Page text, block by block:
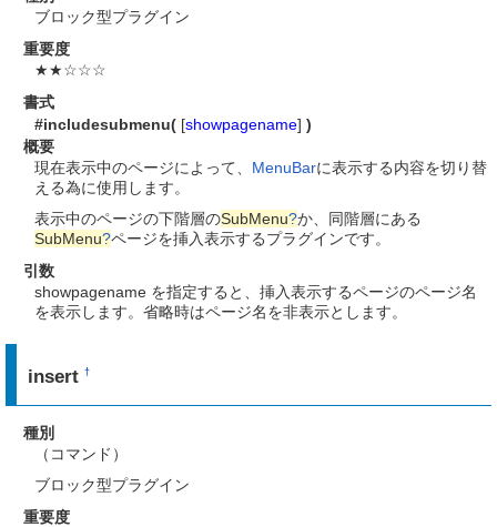
ブロック型プラグイン
重要度
★★☆☆☆
書式
#includesubmenu( [showpagename] )
概要
現在表示中のページによって、 MenuBarに表示する内容を切り替
える為に使用します。
表示中のページの下階層のSubMenu?か、同階層にある
SubMenu?ページを挿入表示するプラグインです。
引数
showpagename を指定すると、挿入表示するページのページ名
を表示します。省略時はページ名を非表示とします。
insert†
種別
（コマンド）
ブロック型プラグイン
重要度